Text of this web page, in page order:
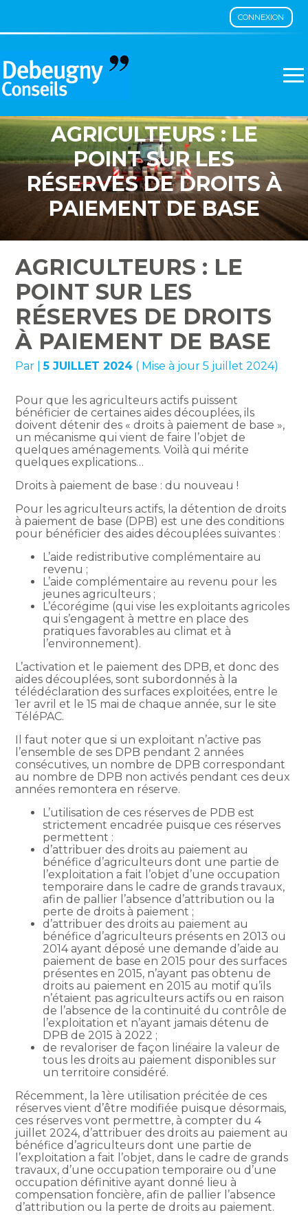
CONNEXION
Aller
au
AGRICULTEURS : LE
POINT SUR LES
RÉSERVES DE DROITS À
PAIEMENT DE BASE
AGRICULTEURS : LE
POINT SUR LES
RÉSERVES DE DROITS
À PAIEMENT DE BASE
Par |5 JUILLET 2024 ( Mise à jour 5 juillet 2024)
Pour que les agriculteurs actifs puissent
bénéficier de certaines aides découplées, ils
doivent détenir des « droits à paiement de base »,
un mécanisme qui vient de faire l’objet de
quelques aménagements. Voilà qui mérite
quelques explications…
Droits à paiement de base : du nouveau !
Pour les agriculteurs actifs, la détention de droits
à paiement de base (DPB) est une des conditions
pour bénéficier des aides découplées suivantes :
L’aide redistributive complémentaire au
revenu ;
L’aide complémentaire au revenu pour les
jeunes agriculteurs ;
L’écorégime (qui vise les exploitants agricoles
qui s’engagent à mettre en place des
pratiques favorables au climat et à
l’environnement).
L’activation et le paiement des DPB, et donc des
aides découplées, sont subordonnés à la
télédéclaration des surfaces exploitées, entre le
1er avril et le 15 mai de chaque année, sur le site
TéléPAC.
Il faut noter que si un exploitant n’active pas
l’ensemble de ses DPB pendant 2 années
consécutives, un nombre de DPB correspondant
au nombre de DPB non activés pendant ces deux
années remontera en réserve.
L’utilisation de ces réserves de PDB est
strictement encadrée puisque ces réserves
permettent :
d’attribuer des droits au paiement au
bénéfice d’agriculteurs dont une partie de
l’exploitation a fait l’objet d’une occupation
temporaire dans le cadre de grands travaux,
afin de pallier l’absence d’attribution ou la
perte de droits à paiement ;
d’attribuer des droits au paiement au
bénéfice d’agriculteurs présents en 2013 ou
2014 ayant déposé une demande d’aide au
paiement de base en 2015 pour des surfaces
présentes en 2015, n’ayant pas obtenu de
droits au paiement en 2015 au motif qu’ils
n’étaient pas agriculteurs actifs ou en raison
de l’absence de la continuité du contrôle de
l’exploitation et n’ayant jamais détenu de
DPB de 2015 à 2022 ;
de revaloriser de façon linéaire la valeur de
tous les droits au paiement disponibles sur
un territoire considéré.
Récemment, la 1ère utilisation précitée de ces
réserves vient d’être modifiée puisque désormais,
ces réserves vont permettre, à compter du 4
juillet 2024, d’attribuer des droits au paiement au
bénéfice d’agriculteurs dont une partie de
l’exploitation a fait l’objet, dans le cadre de grands
travaux, d’une occupation temporaire ou d’une
occupation définitive ayant donné lieu à
compensation foncière, afin de pallier l’absence
d’attribution ou la perte de droits au paiement.